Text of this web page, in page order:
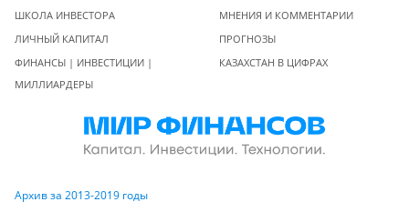
ШКОЛА ИНВЕСТОРА
ЛИЧНЫЙ КАПИТАЛ
ФИНАНСЫ | ИНВЕСТИЦИИ |
МИЛЛИАРДЕРЫ
МНЕНИЯ И КОММЕНТАРИИ
ПРОГНОЗЫ
КАЗАХСТАН В ЦИФРАХ
Архив за 2013-2019 годы